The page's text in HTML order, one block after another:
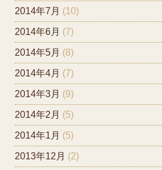
2014年7月 (10)
2014年6月 (7)
2014年5月 (8)
2014年4月 (7)
2014年3月 (9)
2014年2月 (5)
2014年1月 (5)
2013年12月 (2)